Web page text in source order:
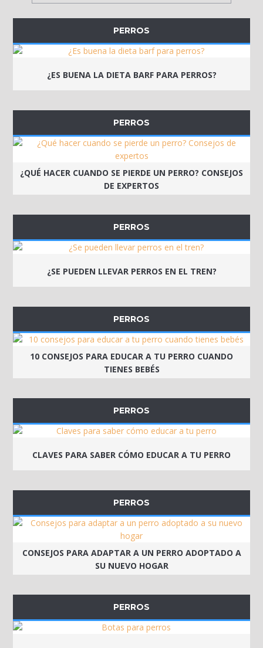
PERROS
¿ES BUENA LA DIETA BARF PARA PERROS?
PERROS
¿QUÉ HACER CUANDO SE PIERDE UN PERRO? CONSEJOS
DE EXPERTOS
PERROS
¿SE PUEDEN LLEVAR PERROS EN EL TREN?
PERROS
10 CONSEJOS PARA EDUCAR A TU PERRO CUANDO
TIENES BEBÉS
PERROS
CLAVES PARA SABER CÓMO EDUCAR A TU PERRO
PERROS
CONSEJOS PARA ADAPTAR A UN PERRO ADOPTADO A
SU NUEVO HOGAR
PERROS